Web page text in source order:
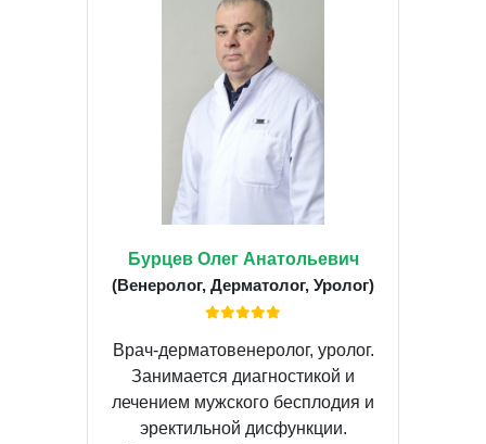
Бурцев Олег Анатольевич
(Венеролог, Дерматолог, Уролог)
Врач-дерматовенеролог, уролог.
Занимается диагностикой и
лечением мужского бесплодия и
эректильной дисфункции.